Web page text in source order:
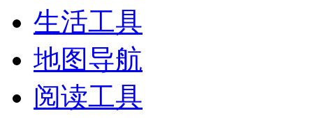
生活工具
地图导航
阅读工具